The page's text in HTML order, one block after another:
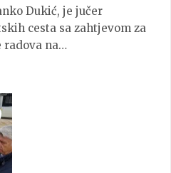
Dukić, je jučer
cesta sa zahtjevom za
radova na…